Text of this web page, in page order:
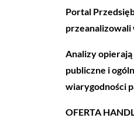
Portal
Analizy
publiczne i
wiarygodności
OFERTA